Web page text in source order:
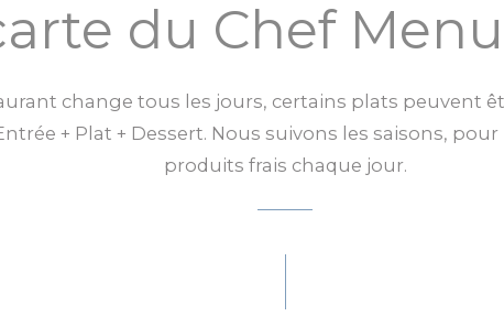
du Chef
change tous les jours, certains plats peuvent
+ Plat + Dessert. Nous suivons les saisons,
produits frais chaque jour.